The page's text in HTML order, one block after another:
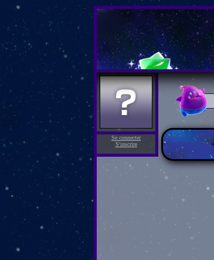
Se connecter
S'inscrire